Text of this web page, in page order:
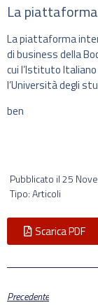
La piattaforma
La piattaforma
di business della
cui l’Istituto Italiano
l’Università degli
ben
Pubblicato il25
Tipo: Articoli
Scarica PDF
Precedente